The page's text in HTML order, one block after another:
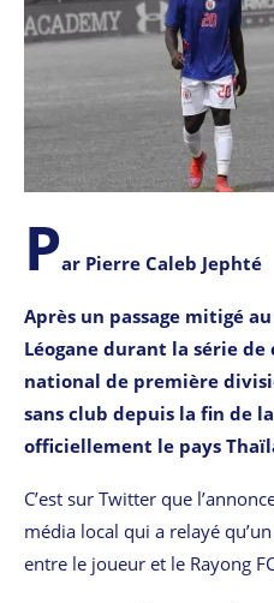
Par Pierre Caleb Jephté
Après un passage mitigé
Léogane durant la série
national de première
sans club depuis la fin de
officiellement le pays
C’est sur Twitter que
média local qui a relayé
entre le joueur et le Rayong